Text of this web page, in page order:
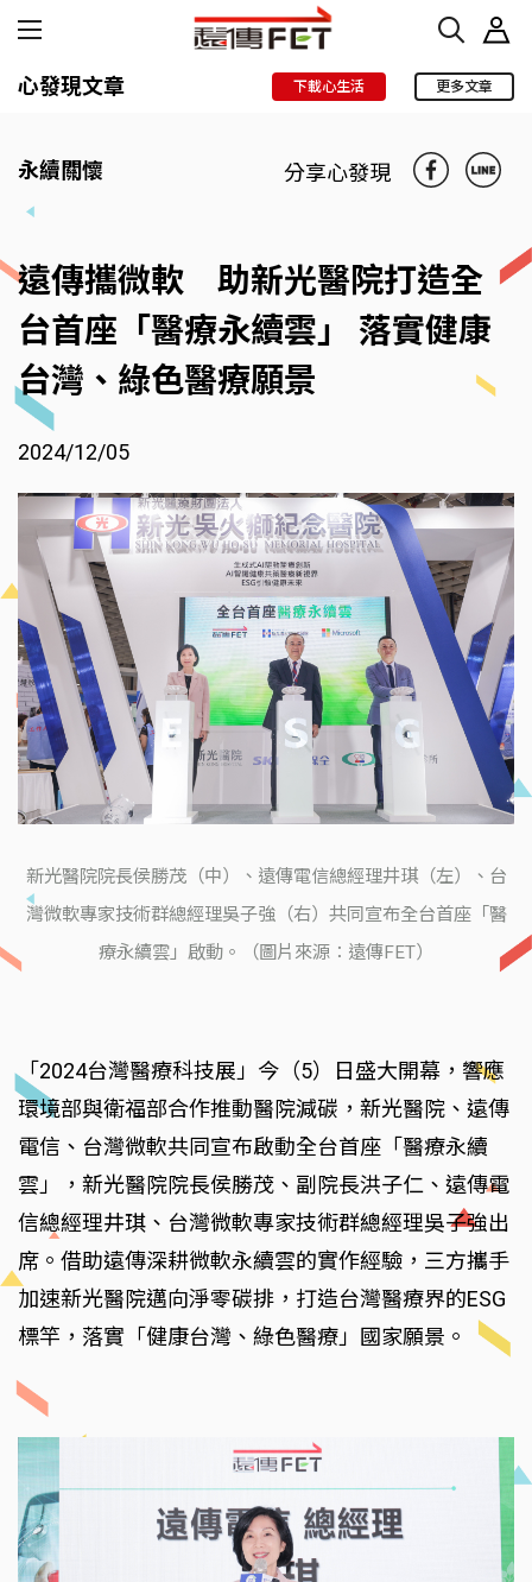
心發現文章 下載心生活 更多文章
永續關懷 分享心發現
遠傳攜微軟 助新光醫院打造全
台首座「醫療永續雲」 落實健康
台灣、綠色醫療願景
2024/12/05
新光醫院院長侯勝茂（中）、遠傳電信總經理井琪（左）、台
灣微軟專家技術群總經理吳子強（右）共同宣布全台首座「醫
療永續雲」啟動。（圖片來源：遠傳FET）
「2024台灣醫療科技展」今（5）日盛大開幕，響應
環境部與衛福部合作推動醫院減碳，新光醫院、遠傳
電信、台灣微軟共同宣布啟動全台首座「醫療永續
雲」，新光醫院院長侯勝茂、副院長洪子仁、遠傳電
信總經理井琪、台灣微軟專家技術群總經理吳子強出
席。借助遠傳深耕微軟永續雲的實作經驗，三方攜手
加速新光醫院邁向淨零碳排，打造台灣醫療界的ESG
標竿，落實「健康台灣、綠色醫療」國家願景。